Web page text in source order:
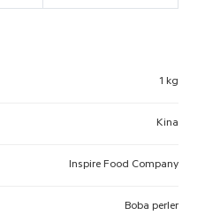
1 kg
Kina
Inspire Food Company
Boba perler